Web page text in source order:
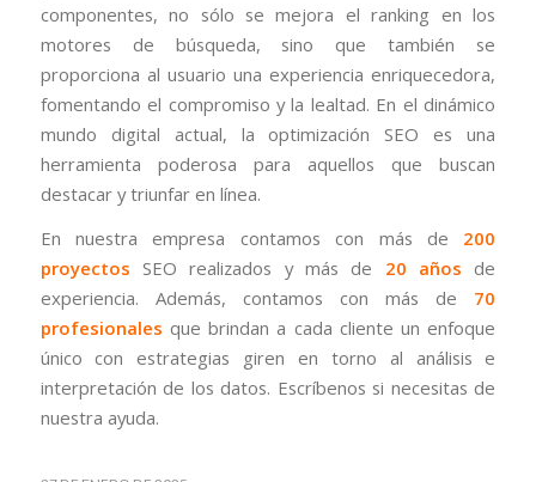
componentes, no sólo se mejora el ranking en los
motores de búsqueda, sino que también se
proporciona al usuario una experiencia enriquecedora,
fomentando el compromiso y la lealtad. En el dinámico
mundo digital actual, la optimización SEO es una
herramienta poderosa para aquellos que buscan
destacar y triunfar en línea.
En nuestra empresa contamos con más de 200
proyectos SEO realizados y más de 20 años de
experiencia. Además, contamos con más de 70
profesionales que brindan a cada cliente un enfoque
único con estrategias giren en torno al análisis e
interpretación de los datos. Escríbenos si necesitas de
nuestra ayuda.